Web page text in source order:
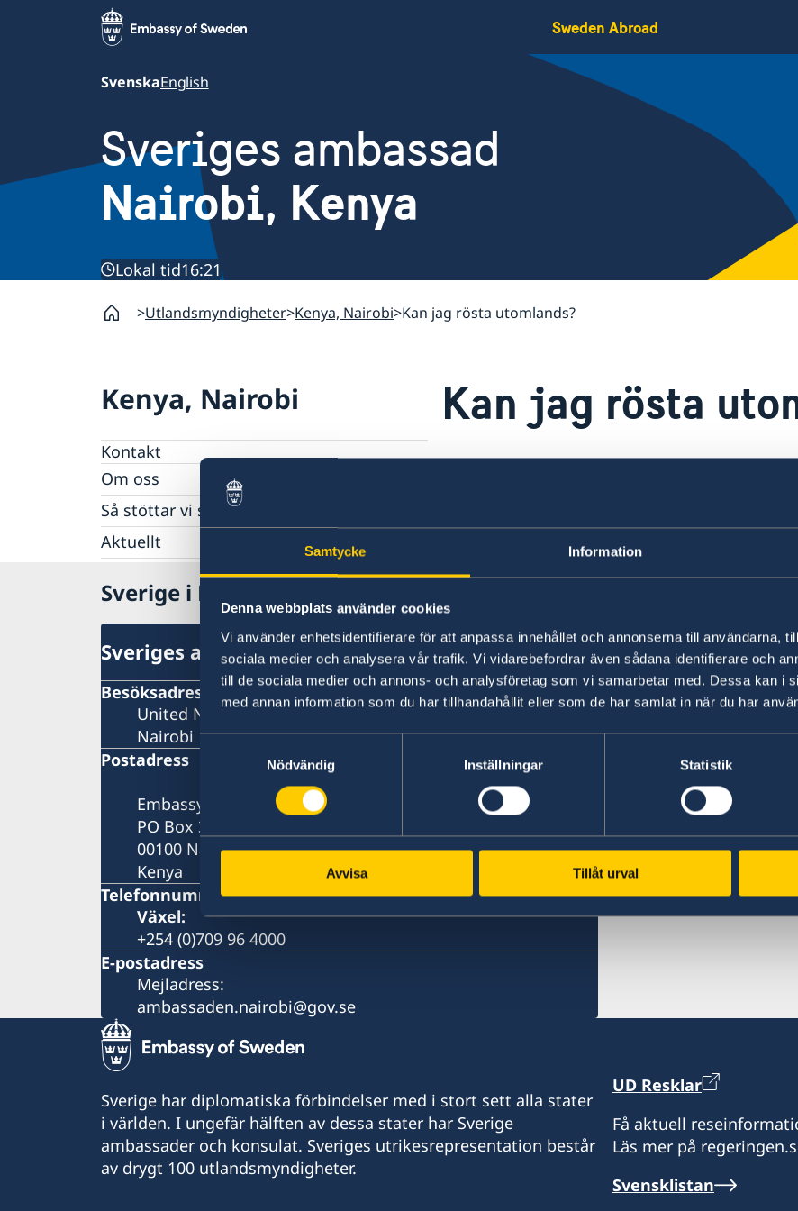
Samtycke Information
Denna webbplats använder cookies
Vi använder enhetsidentifierare för att anpassa innehållet och annonserna till användarna,
sociala medier och analysera vår trafik. Vi vidarebefordrar även sådana identifierare och
till de sociala medier och annons- och analysföretag som vi samarbetar med. Dessa kan i
med annan information som du har tillhandahållit eller som de har samlat in när du har
Nödvändig
Inställningar Statistik
Avvisa Tillåt urval
Sweden Abroad
SvenskaEnglish
Sveriges ambassad
Nairobi, Kenya
Lokal tid16:21
Utlandsmyndigheter Kenya, Nairobi Kan jag rösta utomlands?
Kenya, Nairobi
Kontakt
Om oss
Ambassadens personal
GDPR
Somaliasektionen
Så stöttar vi svenska företag
Vi är en resurs för svenska företag
Team Sweden
Så kan du få stöd
Svenska företag i Kenya
Anmäl handelshinder
Aktuellt
Kan jag rösta
Senast uppdaterad 07 juni 2018, 15.37
Sverige i Kenya, Nairobi
Sveriges ambassad
Besöksadress
United Nations Crescent, Gigiri
Nairobi
Postadress
Embassy of Sweden
PO Box 30600
00100 Nairobi
Kenya
Telefonnummer
Växel:
+254 (0)709 96 4000
E-postadress
Mejladress:
ambassaden.nairobi@gov.se
Svenska konsulat
Seychellerna
Consulate of Sweden
Trinanon Apartments,
St. Louis, Mahe
Seychellerna
Telefonnummer:
Consulate of Sweden
C/o A.B Patel & Patel
Commissioner For Oaths
Nkrumah Road
Mombasa
Kenya
Öppettider:
Honorärkonsul
Mr Vikram C. Kanji
Sverige har diplomatiska förbindelser med i stort sett alla stater
i världen. I ungefär hälften av dessa stater har Sverige
ambassader och konsulat. Sveriges utrikesrepresentation består
av drygt 100 utlandsmyndigheter.
UD Resklar
Få aktuell
Läs mer på
Svensklistan